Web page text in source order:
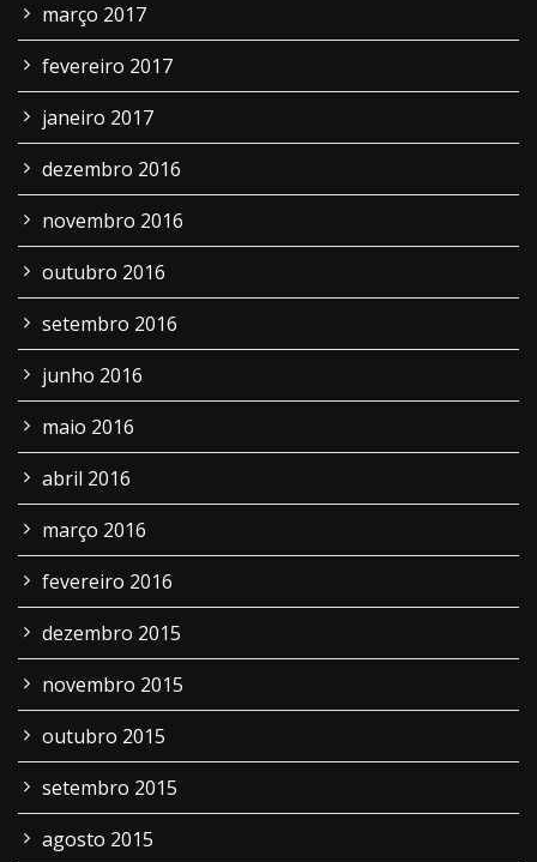
março 2017
fevereiro 2017
janeiro 2017
dezembro 2016
novembro 2016
outubro 2016
setembro 2016
junho 2016
maio 2016
abril 2016
março 2016
fevereiro 2016
dezembro 2015
novembro 2015
outubro 2015
setembro 2015
agosto 2015